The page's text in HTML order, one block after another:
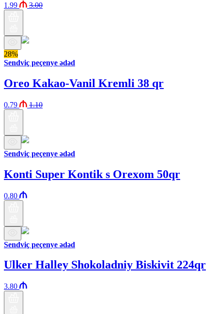
1.99 3.00
28%
Sendviç peçenye ədəd
Oreo Kakao-Vanil Kremli 38 qr
0.79 1.10
Sendviç peçenye ədəd
Konti Super Kontik s Orexom 50qr
0.80
Sendviç peçenye ədəd
Ulker Halley Shokoladniy Biskivit 224qr
3.80